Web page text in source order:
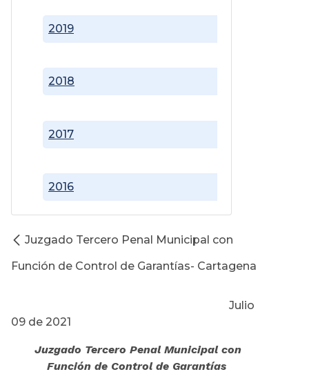
2016
2017
2018
2019
Juzgado Tercero Penal Municipal con
Función de Control de Garantías- Cartagena
Julio
09 de 2021
Juzgado Tercero Penal Municipal con
Función de Control de Garantías